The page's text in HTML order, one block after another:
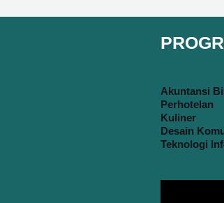
Akuntansi
Perhotelan
Kuliner
Desain
Teknologi